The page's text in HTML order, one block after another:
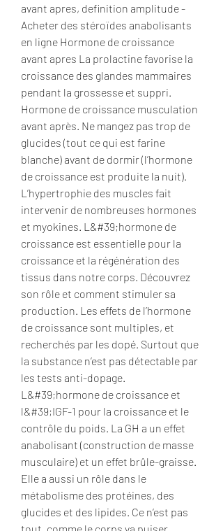
avant apres, definition amplitude -
Acheter des stéroïdes anabolisants
en ligne Hormone de croissance
avant apres La prolactine favorise la
croissance des glandes mammaires
pendant la grossesse et suppri.
Hormone de croissance musculation
avant après. Ne mangez pas trop de
glucides (tout ce qui est farine
blanche) avant de dormir (l’hormone
de croissance est produite la nuit).
L’hypertrophie des muscles fait
intervenir de nombreuses hormones
et myokines. L&#39;hormone de
croissance est essentielle pour la
croissance et la régénération des
tissus dans notre corps. Découvrez
son rôle et comment stimuler sa
production. Les effets de l’hormone
de croissance sont multiples, et
recherchés par les dopé. Surtout que
la substance n’est pas détectable par
les tests anti-dopage.
L&#39;hormone de croissance et
l&#39;IGF-1 pour la croissance et le
contrôle du poids. La GH a un effet
anabolisant (construction de masse
musculaire) et un effet brûle-graisse.
Elle a aussi un rôle dans le
métabolisme des protéines, des
glucides et des lipides. Ce n’est pas